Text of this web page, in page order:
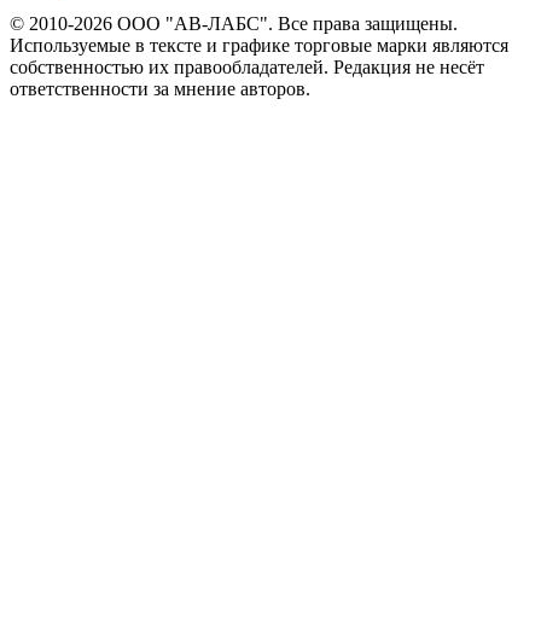
© 2010-2026 ООО "АВ-ЛАБС". Все права защищены.
Используемые в тексте и графике торговые марки являются
собственностью их правообладателей. Редакция не несёт
ответственности за мнение авторов.